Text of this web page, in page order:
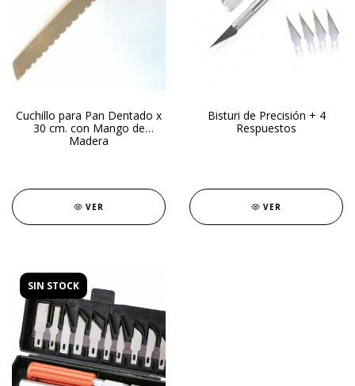
Cuchillo para Pan Dentado x
30 cm. con Mango de
Madera
VER
Bisturi de Precisión + 4
Respuestos
VER
SIN STOCK